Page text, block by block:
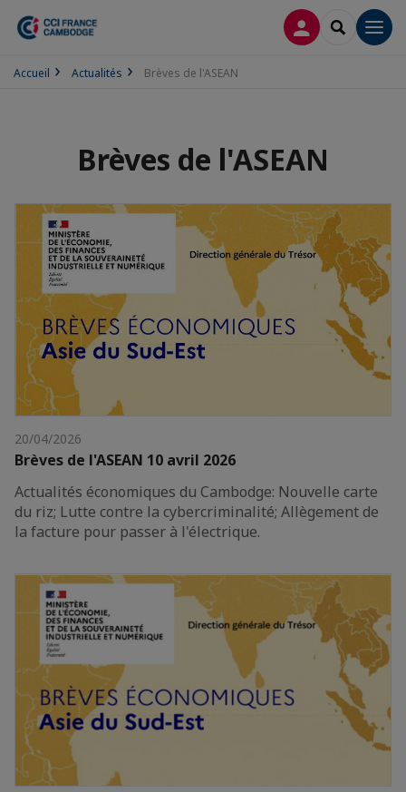
CONNEXION
Accueil Actualités Brèves de l'ASEAN
Brèves de l'ASEAN
20/04/2026
Brèves de l'ASEAN 10 avril 2026
Actualités économiques du Cambodge: Nouvelle carte
du riz; Lutte contre la cybercriminalité; Allègement de
la facture pour passer à l'électrique.